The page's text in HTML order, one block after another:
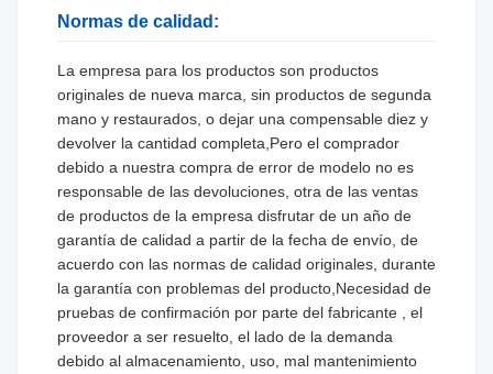
Normas de calidad:
La empresa para los productos son productos
originales de nueva marca, sin productos de segunda
mano y restaurados, o dejar una compensable diez y
devolver la cantidad completa,Pero el comprador
debido a nuestra compra de error de modelo no es
responsable de las devoluciones, otra de las ventas
de productos de la empresa disfrutar de un año de
garantía de calidad a partir de la fecha de envío, de
acuerdo con las normas de calidad originales, durante
la garantía con problemas del producto,Necesidad de
pruebas de confirmación por parte del fabricante , el
proveedor a ser resuelto, el lado de la demanda
debido al almacenamiento, uso, mal mantenimiento